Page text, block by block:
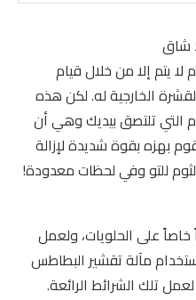
لا يتم إلا من خلال قيام
الخارجية له. لكن هذه
التي تلتصق بيديك وهي أن
بهزه بقوة شديدة لإزالة
للتو وفي لحظات معدودة!
على الحلويات، ولعمل
مآلة تقشير البطاطس
تلك الشرائط الرائعة.